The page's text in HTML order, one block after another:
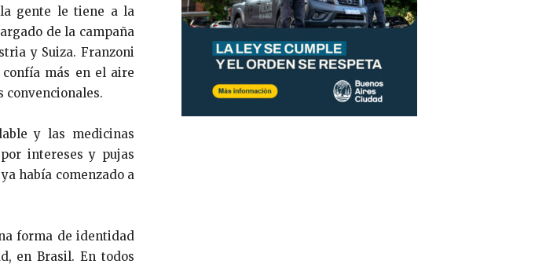
gente le tiene a la
de la campaña
y Suiza. Franzoni
más en el aire
convencionales.
y las medicinas
intereses y pujas
había comenzado a
forma de identidad
en Brasil. En todos